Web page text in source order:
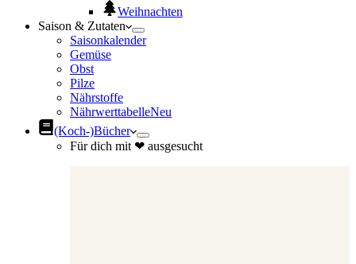
Weihnachten
Saison & Zutaten
Saisonkalender
Gemüse
Obst
Pilze
Nährstoffe
NährwerttabelleNeu
(Koch-)Bücher
Für dich mit ❤ ausgesucht